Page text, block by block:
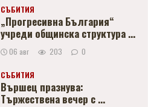
СЪБИТИЯ
„Прогресивна България“
учреди общинска структура ...
06 авг 203 0
СЪБИТИЯ
Вършец празнува:
Тържествена вечер с ...